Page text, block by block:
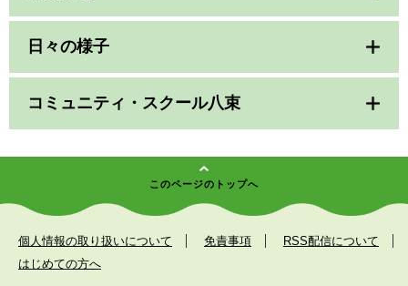
日々の様子
コミュニティ・スクール八束
このページのトップへ
個人情報の取り扱いについて 免責事項
RSS配信について
はじめての方へ